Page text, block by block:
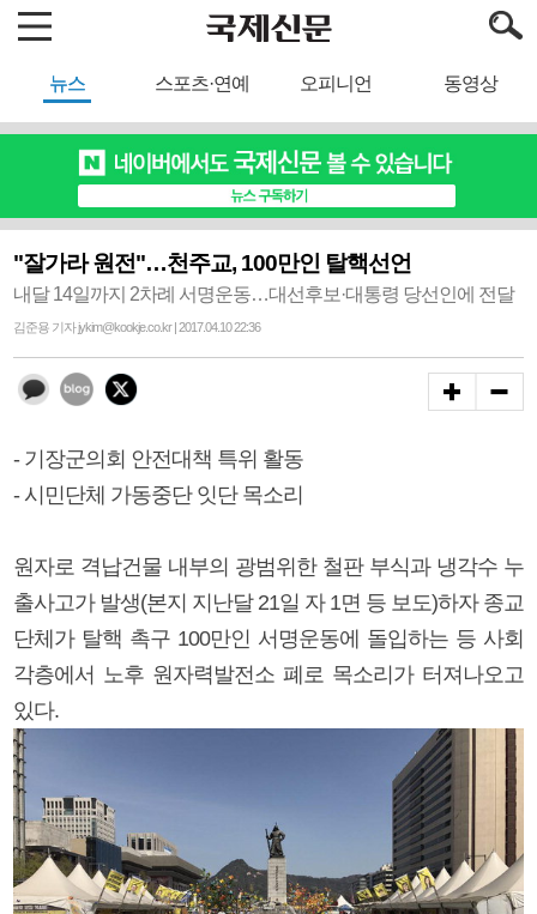
뉴스 스포츠·연예 오피니언 동영상
"잘가라 원전"…천주교, 100만인 탈핵선언
내달 14일까지 2차례 서명운동…대선후보·대통령 당선인에 전달
김준용 기자 jykim@kookje.co.kr | 2017.04.10 22:36
- 기장군의회 안전대책 특위 활동
- 시민단체 가동중단 잇단 목소리
원자로 격납건물 내부의 광범위한 철판 부식과 냉각수 누
출사고가 발생(본지 지난달 21일 자 1면 등 보도)하자 종교
단체가 탈핵 촉구 100만인 서명운동에 돌입하는 등 사회
각층에서 노후 원자력발전소 폐로 목소리가 터져나오고
있다.